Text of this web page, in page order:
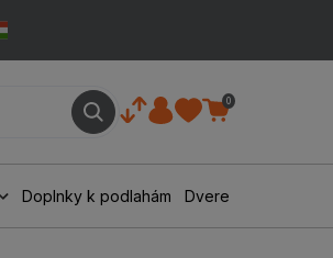
0
Doplnky k podlahám Dvere